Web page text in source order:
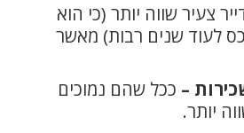
צעיר שווה יותר (כי הוא
לעוד שנים רבות) מאשר
– ככל שהם נמוכים
יותר.